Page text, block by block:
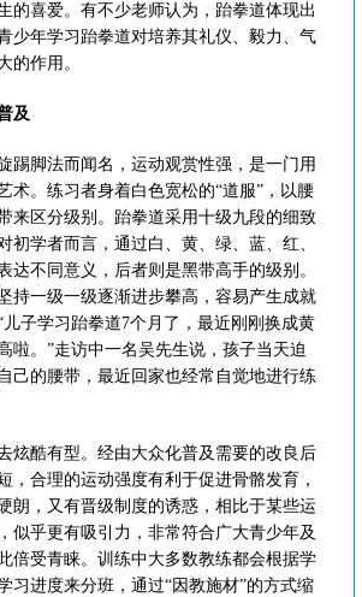
的喜爱。有不少老师认为，跆拳道体现出
少年学习跆拳道对培养其礼仪、毅力、气
的作用。
及
踢脚法而闻名，运动观赏性强，是一门用
术。练习者身着白色宽松的“道服”，以腰
来区分级别。跆拳道采用十级九段的细致
初学者而言，通过白、黄、绿、蓝、红、
达不同意义，后者则是黑带高手的级别。
持一级一级逐渐进步攀高，容易产生成就
子学习跆拳道7个月了，最近刚刚换成黄
啦。”走访中一名吴先生说，孩子当天迫
己的腰带，最近回家也经常自觉地进行练
炫酷有型。经由大众化普及需要的改良后
，合理的运动强度有利于促进骨骼发育，
朗，又有晋级制度的诱惑，相比于某些运
似乎更有吸引力，非常符合广大青少年及
倍受青睐。训练中大多数教练都会根据学
习进度来分班，通过“因教施材”的方式缩